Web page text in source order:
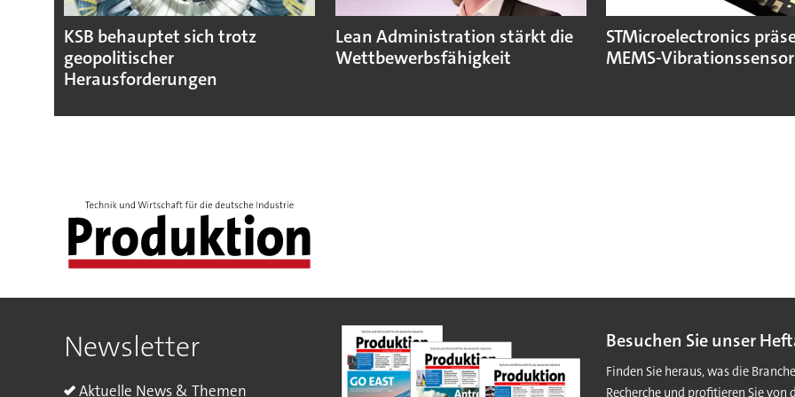
KSB behauptet sich trotz
geopolitischer
Herausforderungen
Lean Administration stärkt die
Wettbewerbsfähigkeit
STMicroelectronics
MEMS-Vibrationssensor
Newsletter
Aktuelle News & Themen
Besuchen Sie unser
Finden Sie heraus, was die
Recherche und profitieren Sie